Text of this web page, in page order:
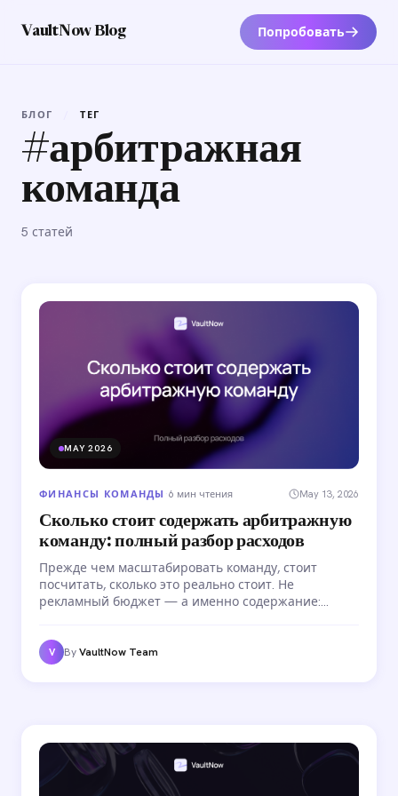
VaultNow Blog Попробовать
БЛОГ ТЕГ
#арбитражная
команда
5 статей
MAY 2026
ФИНАНСЫ КОМАНДЫ ·6 мин чтения May 13, 2026
Сколько стоит содержать арбитражную
команду: полный разбор расходов
Прежде чем масштабировать команду, стоит
посчитать, сколько это реально стоит. Не
рекламный бюджет — а именно содержание:
по статьям и на чём можно сэкономить.
V ByVaultNow Team